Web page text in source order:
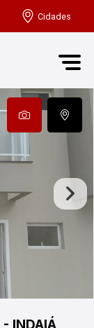
Cidades
- INDAIÁ